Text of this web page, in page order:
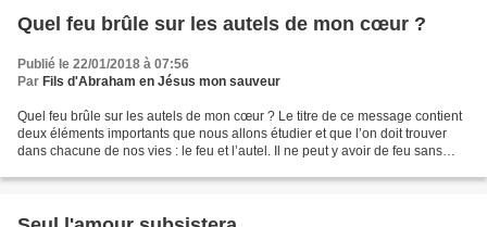
Quel feu brûle sur les autels de mon cœur ?
Publié le 22/01/2018 à 07:56
Par Fils d'Abraham en Jésus mon sauveur
Quel feu brûle sur les autels de mon cœur ? Le titre de ce message contient
deux éléments importants que nous allons étudier et que l’on doit trouver
dans chacune de nos vies : le feu et l’autel. Il ne peut y avoir de feu sans